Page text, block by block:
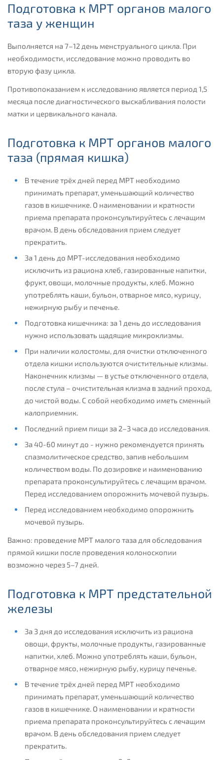
Подготовка к МРТ органов малого
таза у женщин
Выполняется на 7–12 день менструального цикла. При
необходимости, исследование можно проводить во
вторую фазу цикла.
Противопоказанием к исследованию является период 1,5
месяца после диагностического выскабливания полости
матки и цервикального канала.
Подготовка к МРТ органов малого
таза (прямая кишка)
В течение трёх дней перед МРТ необходимо
принимать препарат, уменьшающий количество
газов в кишечнике. О наименовании и кратности
приема препарата проконсультируйтесь с лечащим
врачом. В день обследования прием следует
прекратить.
За 1 день до МРТ-исследования необходимо
исключить из рациона хлеб, газированные напитки,
фрукт, овощи, молочные продукты, хлеб. Можно
употреблять каши, бульон, отварное мясо, курицу,
нежирную рыбу и печенье.
Подготовка кишечника: за 1 день до исследования
нужно использовать щадящие микроклизмы.
При наличии колостомы, для очистки отключенного
отдела кишки используются очистительные клизмы.
Наконечник клизмы — в устье отключенного отдела,
после стула – очистительная клизма в задний проход,
до чистой воды. С собой необходимо иметь сменный
калоприемник.
Последний прием пищи за 2–3 часа до исследования.
За 40-60 минут до - нужно рекомендуется принять
спазмолитическое средство, запив небольшим
количеством воды. По дозировке и наименованию
препарата проконсультируйтесь с лечащим врачом.
Перед исследованием опорожнить мочевой пузырь.
Перед исследованием необходимо опорожнить
мочевой пузырь.
Важно: проведение МРТ малого таза для обследования
прямой кишки после проведения колоноскопии
возможно через 5–7 дней.
Подготовка к МРТ предстательной
железы
За 3 дня до исследования исключить из рациона
овощи, фрукты, молочные продукты, газированные
напитки, хлеб. Можно употреблять каши, бульон,
отварное мясо, нежирную рыбу, курицу печенье.
В течение трёх дней перед МРТ необходимо
принимать препарат, уменьшающий количество
газов в кишечнике. О наименовании и кратности
приема препарата проконсультируйтесь с лечащим
врачом. В день обследования прием следует
прекратить.